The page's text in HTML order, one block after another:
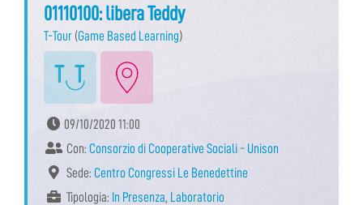
01110100: libera Teddy
T-Tour (Game Based Learning)
09/10/2020 11:00
Con: Consorzio di Cooperative Sociali - Unison
Sede: Centro Congressi Le Benedettine
Tipologia: In Presenza, Laboratorio